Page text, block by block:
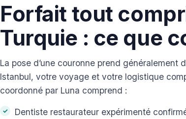
Forfait tout
Turquie : ce que
La pose d’une couronne prend généralement
Istanbul, votre voyage et votre logistique
coordonné par Luna comprend :
Dentiste restaurateur expérimenté